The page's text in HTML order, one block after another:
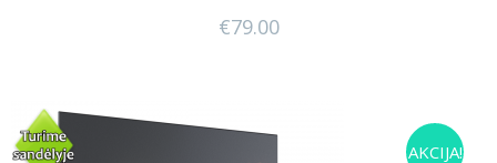
€79.00
AKCIJA!